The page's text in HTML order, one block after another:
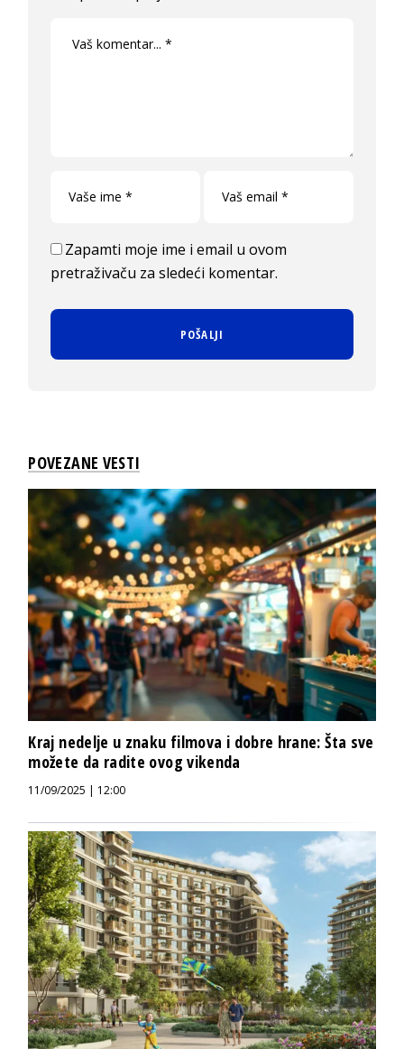
Zapamti moje ime i email u ovom
pretraživaču za sledeći komentar.
POVEZANE VESTI
Kraj nedelje u znaku filmova i dobre hrane: Šta sve
možete da radite ovog vikenda
11/09/2025 | 12:00